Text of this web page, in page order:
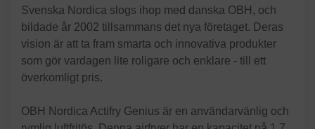
Svenska Nordica slogs ihop med danska OBH, och
bildade år 2002 tillsammans det nya företaget. Deras
vision är att ta fram smarta och innovativa produkter
som gör vardagen lite roligare och enklare - till ett
överkomligt pris.
OBH Nordica Actifry Genius är en användarvänlig och